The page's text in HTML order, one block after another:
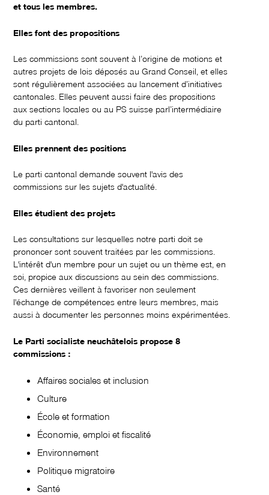
et tous les membres.
Elles font des propositions
Les commissions sont souvent à l’origine de motions et
autres projets de lois déposés au Grand Conseil, et elles
sont régulièrement associées au lancement d’initiatives
cantonales. Elles peuvent aussi faire des propositions
aux sections locales ou au PS suisse parl’intermédiaire
du parti cantonal.
Elles prennent des positions
Le parti cantonal demande souvent l'avis des
commissions sur les sujets d'actualité.
Elles étudient des projets
Les consultations sur lesquelles notre parti doit se
prononcer sont souvent traitées par les commissions.
L'intérêt d'un membre pour un sujet ou un thème est, en
soi, propice aux discussions au sein des commissions.
Ces dernières veillent à favoriser non seulement
l'échange de compétences entre leurs membres, mais
aussi à documenter les personnes moins expérimentées.
Le Parti socialiste neuchâtelois propose 8
commissions :
Affaires sociales et inclusion
Culture
École et formation
Économie, emploi et fiscalité
Environnement
Politique migratoire
Santé